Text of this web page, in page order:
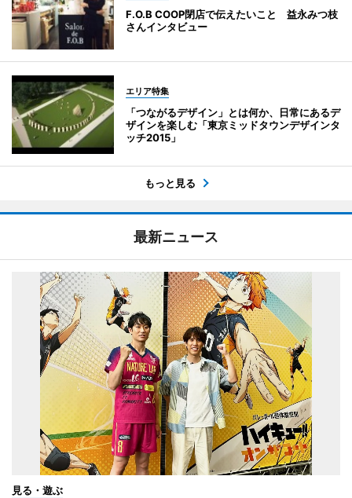
F.O.B COOP閉店で伝えたいこと 益永みつ枝
さんインタビュー
エリア特集
「つながるデザイン」とは何か、日常にあるデ
ザインを楽しむ「東京ミッドタウンデザインタ
ッチ2015」
もっと見る
最新ニュース
見る・遊ぶ